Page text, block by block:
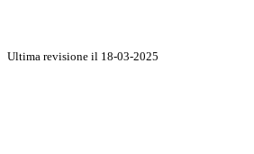
Ultima revisione il 18-03-2025